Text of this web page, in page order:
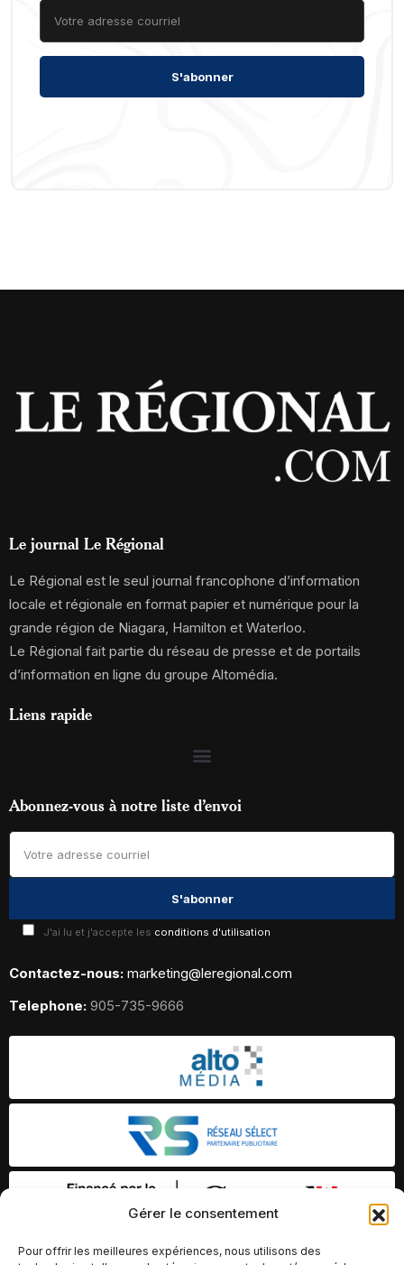
Gérer le consentement
Pour offrir les meilleures expériences, nous utilisons des
Le journal Le Régional
Le Régional est le seul journal francophone d’information
locale et régionale en format papier et numérique pour la
grande région de Niagara, Hamilton et Waterloo.
Le Régional fait partie du réseau de presse et de portails
d’information en ligne du groupe Altomédia.
Liens rapide
Abonnez-vous à notre liste d’envoi
J'ai lu et j'accepte les conditions d'utilisation
Contactez-nous: marketing@leregional.com
Telephone: 905-735-9666